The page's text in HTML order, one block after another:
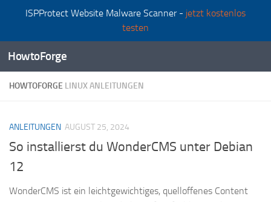
ISPProtect Website Malware Scanner - jetzt kostenlos
testen
Zum Inhalt springen
HowtoForge
HOWTOFORGE LINUX ANLEITUNGEN
ANLEITUNGEN AUGUST 25, 2024
So installierst du WonderCMS unter Debian
12
WonderCMS ist ein leichtgewichtiges, quelloffenes Content